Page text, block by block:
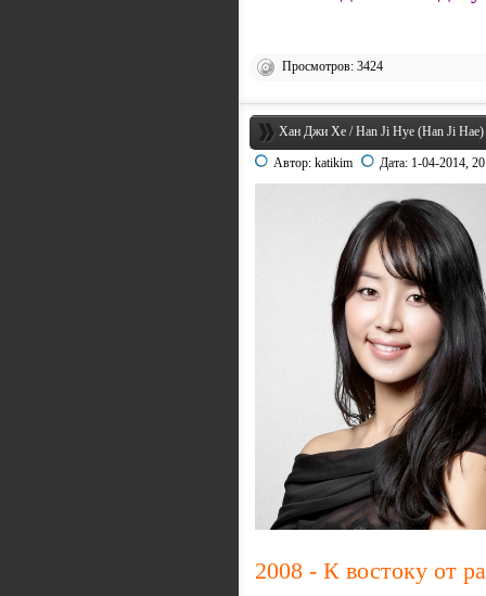
Просмотров: 3424
Хан Джи Хе / Han Ji Hye (Han Ji Hae)
Автор: katikim Дата: 1-04-2014,
2008 - К востоку от